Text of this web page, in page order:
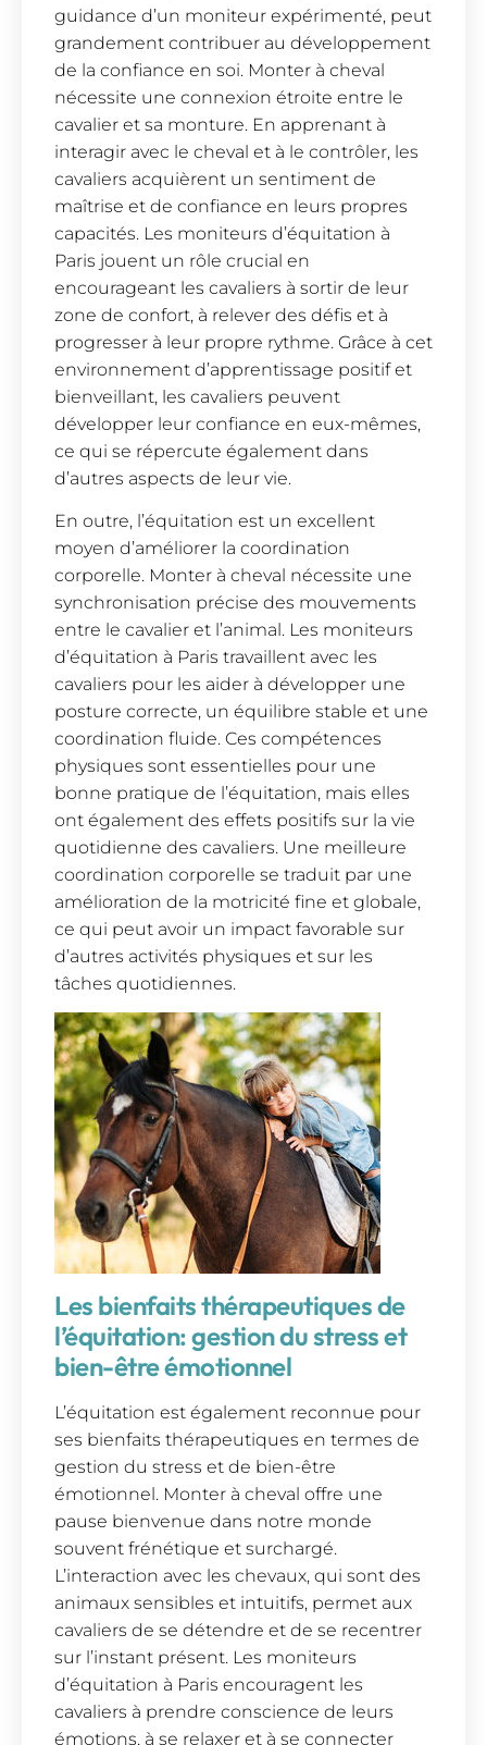
guidance d’un moniteur expérimenté, peut
grandement contribuer au développement
de la confiance en soi. Monter à cheval
nécessite une connexion étroite entre le
cavalier et sa monture. En apprenant à
interagir avec le cheval et à le contrôler, les
cavaliers acquièrent un sentiment de
maîtrise et de confiance en leurs propres
capacités. Les moniteurs d’équitation à
Paris jouent un rôle crucial en
encourageant les cavaliers à sortir de leur
zone de confort, à relever des défis et à
progresser à leur propre rythme. Grâce à cet
environnement d’apprentissage positif et
bienveillant, les cavaliers peuvent
développer leur confiance en eux-mêmes,
ce qui se répercute également dans
d’autres aspects de leur vie.
En outre, l’équitation est un excellent
moyen d’améliorer la coordination
corporelle. Monter à cheval nécessite une
synchronisation précise des mouvements
entre le cavalier et l’animal. Les moniteurs
d’équitation à Paris travaillent avec les
cavaliers pour les aider à développer une
posture correcte, un équilibre stable et une
coordination fluide. Ces compétences
physiques sont essentielles pour une
bonne pratique de l’équitation, mais elles
ont également des effets positifs sur la vie
quotidienne des cavaliers. Une meilleure
coordination corporelle se traduit par une
amélioration de la motricité fine et globale,
ce qui peut avoir un impact favorable sur
d’autres activités physiques et sur les
tâches quotidiennes.
Les bienfaits thérapeutiques de
l’équitation: gestion du stress et
bien-être émotionnel
L’équitation est également reconnue pour
ses bienfaits thérapeutiques en termes de
gestion du stress et de bien-être
émotionnel. Monter à cheval offre une
pause bienvenue dans notre monde
souvent frénétique et surchargé.
L’interaction avec les chevaux, qui sont des
animaux sensibles et intuitifs, permet aux
cavaliers de se détendre et de se recentrer
sur l’instant présent. Les moniteurs
d’équitation à Paris encouragent les
cavaliers à prendre conscience de leurs
émotions, à se relaxer et à se connecter